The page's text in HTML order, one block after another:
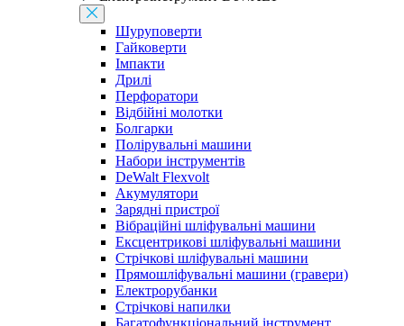
Шуруповерти
Гайковерти
Імпакти
Дрилі
Перфоратори
Відбійні молотки
Болгарки
Полірувальні машини
Набори інструментів
DeWalt Flexvolt
Акумулятори
Зарядні пристрої
Вібраційні шліфувальні машини
Ексцентрикові шліфувальні машини
Стрічкові шліфувальні машини
Прямошліфувальні машини (гравери)
Електрорубанки
Стрічкові напилки
Багатофункціональний інструмент